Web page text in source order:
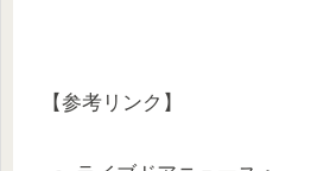
【参考リンク】